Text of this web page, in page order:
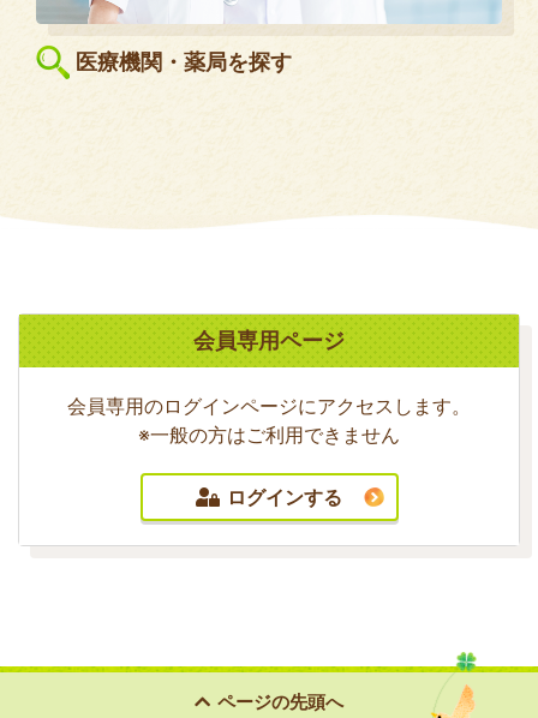
医療機関・薬局を探す
会員専用ページ
会員専用のログインページにアクセスします。
※一般の方はご利用できません
ログインする
ページの先頭へ